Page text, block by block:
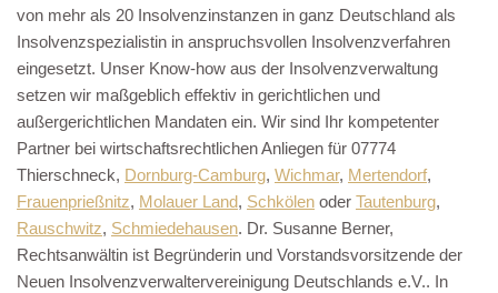
von mehr als 20 Insolvenzinstanzen in ganz Deutschland als
Insolvenzspezialistin in anspruchsvollen Insolvenzverfahren
eingesetzt. Unser Know-how aus der Insolvenzverwaltung
setzen wir maßgeblich effektiv in gerichtlichen und
außergerichtlichen Mandaten ein. Wir sind Ihr kompetenter
Partner bei wirtschaftsrechtlichen Anliegen für 07774
Thierschneck, Dornburg-Camburg, Wichmar, Mertendorf,
Frauenprießnitz, Molauer Land, Schkölen oder Tautenburg,
Rauschwitz, Schmiedehausen. Dr. Susanne Berner,
Rechtsanwältin ist Begründerin und Vorstandsvorsitzende der
Neuen Insolvenzverwaltervereinigung Deutschlands e.V.. In